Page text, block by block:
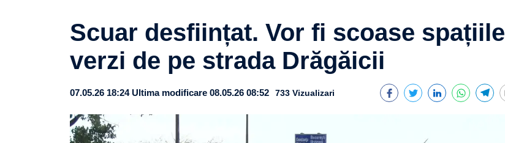
Scuar desființat. Vor fi scoase spațiile
verzi de pe strada Drăgăicii
07.05.26 18:24 Ultima modificare 08.05.26 08:52 733 Vizualizari